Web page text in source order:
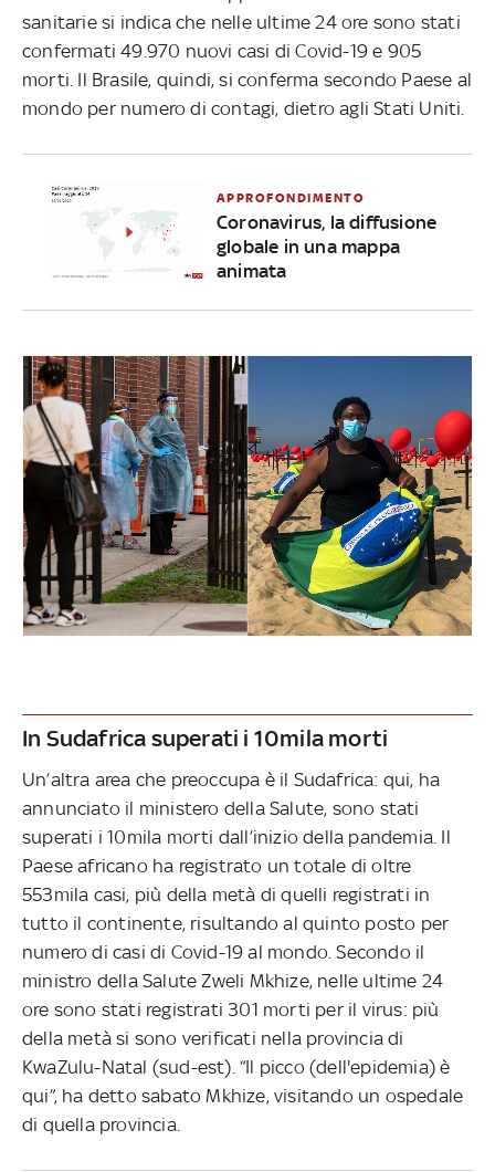
sanitarie si indica che nelle ultime 24 ore sono stati
confermati 49.970 nuovi casi di Covid-19 e 905
morti. Il Brasile, quindi, si conferma secondo Paese al
mondo per numero di contagi, dietro agli Stati Uniti.
APPROFONDIMENTO
Coronavirus, la diffusione
globale in una mappa
animata
In Sudafrica superati i 10mila morti
Un’altra area che preoccupa è il Sudafrica: qui, ha
annunciato il ministero della Salute, sono stati
superati i 10mila morti dall’inizio della pandemia. Il
Paese africano ha registrato un totale di oltre
553mila casi, più della metà di quelli registrati in
tutto il continente, risultando al quinto posto per
numero di casi di Covid-19 al mondo. Secondo il
ministro della Salute Zweli Mkhize, nelle ultime 24
ore sono stati registrati 301 morti per il virus: più
della metà si sono verificati nella provincia di
KwaZulu-Natal (sud-est). “Il picco (dell'epidemia) è
qui”, ha detto sabato Mkhize, visitando un ospedale
di quella provincia.